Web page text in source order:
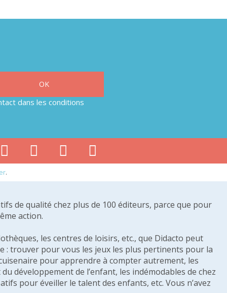
dans les conditions
.
de qualité chez plus de 100 éditeurs, parce que pour
action.
les centres de loisirs, etc., que Didacto peut
: trouver pour vous les jeux les plus pertinents pour la
pour apprendre à compter autrement, les
développement de l’enfant, les indémodables de chez
pour éveiller le talent des enfants, etc. Vous n’avez